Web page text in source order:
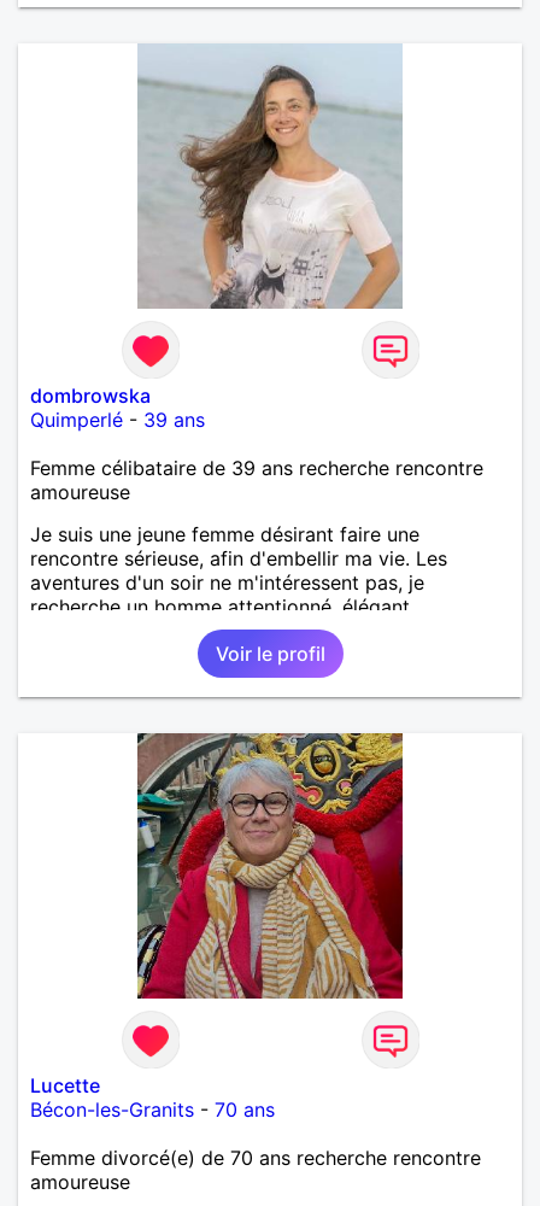
dombrowska
Quimperlé - 39 ans
Femme célibataire de 39 ans recherche rencontre
amoureuse
Je suis une jeune femme désirant faire une
rencontre sérieuse, afin d'embellir ma vie. Les
aventures d'un soir ne m'intéressent pas, je
recherche un homme attentionné, élégant,
romantique, sensible.
Voir le profil
Lucette
Bécon-les-Granits - 70 ans
Femme divorcé(e) de 70 ans recherche rencontre
amoureuse